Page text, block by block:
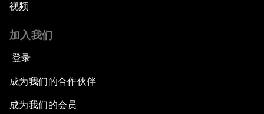
视频
加入我们
登录
成为我们的合作伙伴
成为我们的会员